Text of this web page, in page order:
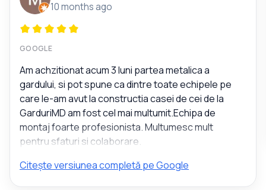
10 months ago
GOOGLE
Am achzitionat acum 3 luni partea metalica a
gardului, si pot spune ca dintre toate echipele pe
care le-am avut la constructia casei de cei de la
GarduriMD am fost cel mai multumit.Echipa de
montaj foarte profesionista. Multumesc mult
pentru sfaturi si colaborare.
Citește versiunea completă pe Google